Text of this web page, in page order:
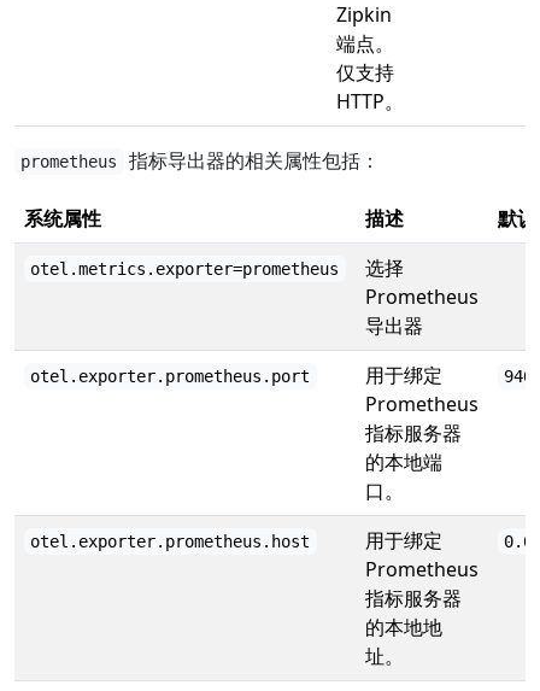
Zipkin
端点。
仅支持
HTTP。
prometheus 指标导出器的相关属性包括：
系统属性 描述 默
otel.metrics.exporter=prometheus
选择
Prometheus
导出器
otel.exporter.prometheus.port
用于绑定
Prometheus
指标服务器
的本地端
口。
otel.exporter.prometheus.host
用于绑定
Prometheus
指标服务器
的本地地
址。